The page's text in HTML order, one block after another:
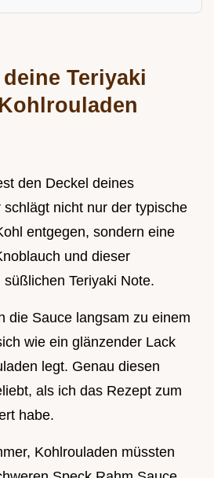
Teriyaki
den Deckel deines
nicht nur der typische
entgegen, sondern eine
und dieser
Teriyaki Note.
die Sauce langsam zu einem
wie ein glänzender Lack
legt. Genau diesen
als ich das Rezept zum
habe.
Kohlrouladen müssten